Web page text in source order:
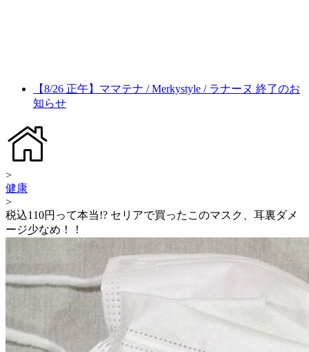
【8/26 正午】ママテナ / Merkystyle / ラナーヌ 終了のお
知らせ
>
健康
>
税込110円って本当!? セリアで買ったこのマスク、耳裏ダメ
ージ少なめ！！